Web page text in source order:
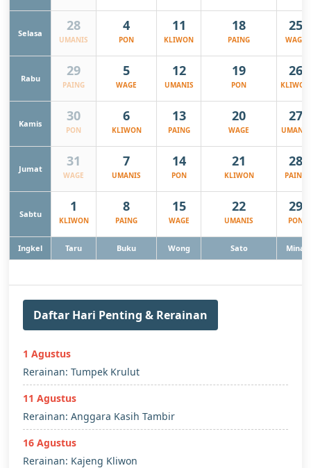
Selasa 28
UMANIS
4
PON
11
KLIWON
18
PAING
25
WAGE
Rabu 29
PAING
5
WAGE
12
UMANIS
19
PON
26
KLIWON
Kamis 30
PON
6
KLIWON
13
PAING
20
WAGE
27
UMANIS
Jumat 31
WAGE
7
UMANIS
14
PON
21
KLIWON
28
PAING
Sabtu 1
KLIWON
8
PAING
15
WAGE
22
UMANIS
29
PON
Ingkel Taru Buku Wong Sato Mina
Daftar Hari Penting & Rerainan
1 Agustus
Rerainan: Tumpek Krulut
11 Agustus
Rerainan: Anggara Kasih Tambir
16 Agustus
Rerainan: Kajeng Kliwon